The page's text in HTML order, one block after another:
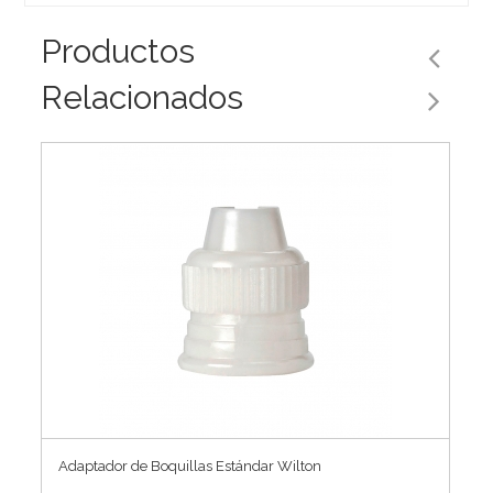
Productos
Relacionados
Adaptador de Boquillas Estándar Wilton